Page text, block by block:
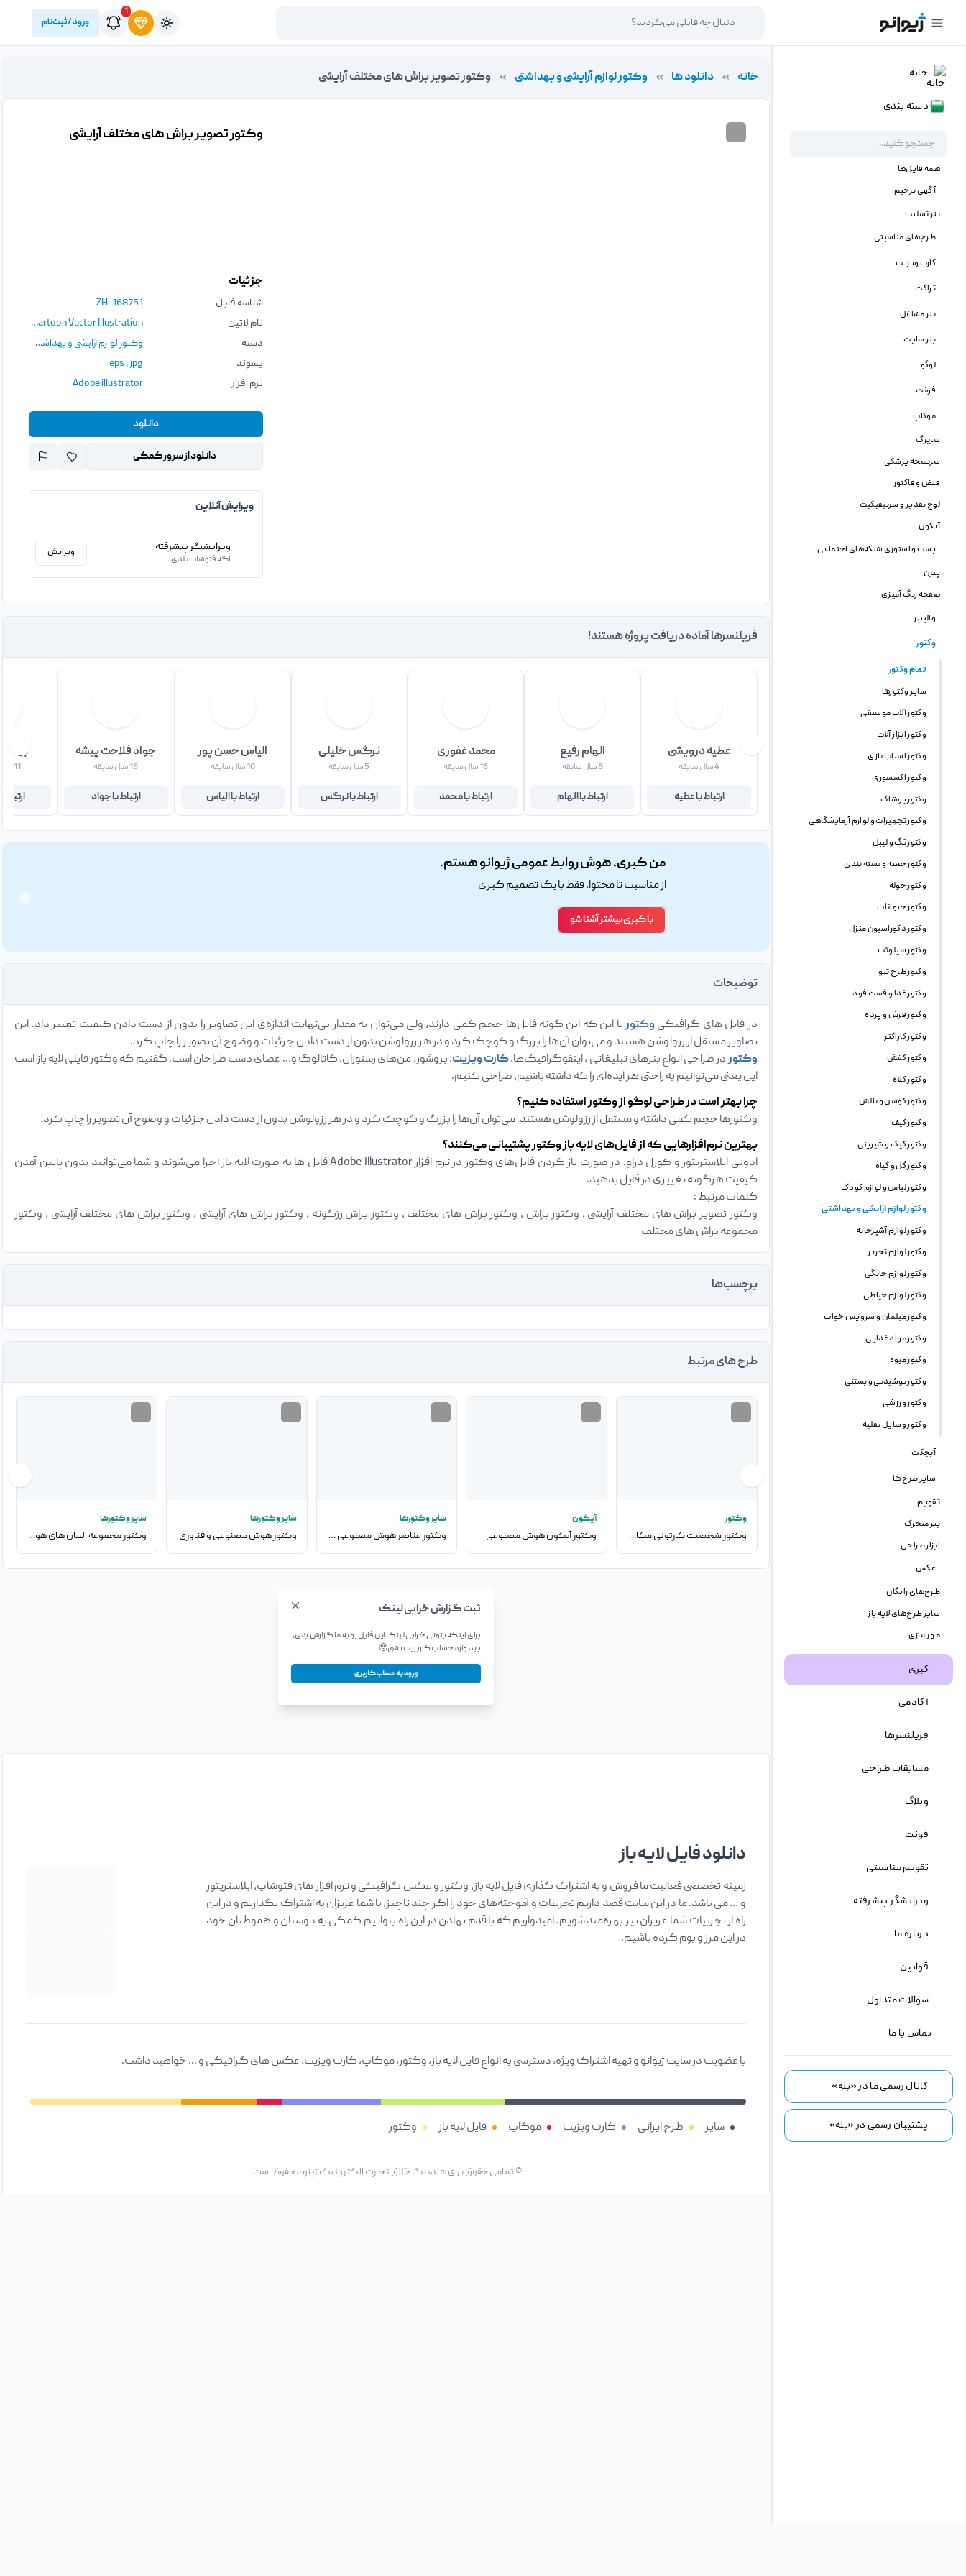
1
ورود / ثبت‌نام
خانه
دسته بندی
همه فایل‌ها
آگهی ترحیم
بنر تسلیت
طرح‌های مناسبتی
کارت ویزیت
تراکت
بنر مشاغل
بنر سایت
لوگو
فونت
موکاپ
سربرگ
سرنسخه پزشکی
قبض و فاکتور
لوح تقدیر و سرتیفیکیت
آیکون
پست و استوری شبکه‌های اجتماعی
پترن
صفحه رنگ آمیزی
والپیپر
وکتور
تمام وکتور
سایر وکتورها
وکتور آلات موسیقی
وکتور ابزار آلات
وکتور اسباب بازی
وکتور اکسسوری
وکتور پوشاک
وکتور تجهیزات و لوازم آزمایشگاهی
وکتور تگ و لیبل
وکتور جعبه و بسته بندی
وکتور حوله
وکتور حیوانات
وکتور دکوراسیون منزل
وکتور سیلوئت
وکتور طرح تتو
وکتور غذا و فست فود
وکتور فرش و پرده
وکتور کاراکتر
وکتور کفش
وکتور کلاه
وکتور کوسن و بالش
وکتور کیف
وکتور کیک و شیرینی
وکتور گل و گیاه
وکتور لباس و لوازم کودک
وکتور لوازم آرایشی و بهداشتی
وکتور لوازم آشپزخانه
وکتور لوازم تحریر
وکتور لوازم خانگی
وکتور لوازم خیاطی
وکتور مبلمان و سرویس خواب
وکتور مواد غذایی
وکتور میوه
وکتور نوشیدنی و بستنی
وکتور ورزشی
وکتور وسایل نقلیه
آبجکت
سایر طرح ها
تقویم
بنر متحرک
ابزار طراحی
عکس
طرح‌های رایگان
سایر طرح‌های لایه باز
مهرسازی
کبری
آکادمی
فریلنسرها
مسابقات طراحی
وبلاگ
فونت
تقویم مناسبتی
ویرایشگر پیشرفته
درباره ما
قوانین
سوالات متداول
تماس با ما
کانال رسمی ما در «بله»
پشتیبان رسمی در «بله»
خانه » دانلود ها » وکتور لوازم آرایشی و بهداشتی » وکتور تصویر براش های مختلف آرایشی
وکتور تصویر براش های مختلف آرایشی
جزئیات
شناسه فایل
ZH-168751
نام لاتین
Cosmetic Brush Set Cartoon Vector Illustration
دسته
وکتور لوازم آرایشی و بهداشتی
پسوند
eps ،jpg
نرم افزار
Adobe illustrator
دانلود
دانلود از سرور کمکی
ویرایش آنلاین
ویرایشگر پیشرفته
اگه فتوشاپ بلدی!
ویرایش
فریلنسرها آماده دریافت پروژه هستند!
عطیه درویشی
4 سال سابقه
ارتباط با عطیه
الهام رفیع
8 سال سابقه
ارتباط با الهام
محمد غفوری
16 سال سابقه
ارتباط با محمد
نرگس خلیلی
5 سال سابقه
ارتباط با نرگس
الیاس حسن پور
10 سال سابقه
ارتباط با الیاس
جواد فلاحت پیشه
16 سال سابقه
ارتباط با جواد
بهادر
11 سال سابقه
ارتباط
من کبری، هوش روابط عمومی ژیوانو هستم.
از مناسبت تا محتوا، فقط با یک تصمیم کبری
با کبری بیشتر آشنا شو
توضیحات
در فایل های گرافیکی وکتوربا این که این گونه فایل‌ها حجم کمی دارند، ولی می‌توان به مقدار بی‌نهایت اندازه‌ی این تصاویر را بدون از دست دادن کیفیت تغییر داد. این
تصاویر مستقل از رزولوشن هستند و می‌توان آن‌ها را بزرگ و کوچک کرد و در هر رزولوشن بدون از دست دادن جزئیات و وضوح آن تصویر را چاپ کرد.
وکتوردر طراحی انواع بنرهای تبلیغاتی ، اینفوگرافیک‌ها،کارت ویزیت‌، بروشور‌، من‌های رستوران‌، کاتالوگ و… عصای دست طراحان است. گفتیم که وکتور فایلی لایه باز است
این یعنی می‌توانیم به راحتی هر ایده‌ای را که داشته باشیم، طراحی کنیم.
چرا بهتر است در طراحی لوگو از وکتور استفاده کنیم؟
وکتورها حجم کمی داشته و مستقل از رزولوشن هستند. می‌توان آن‌ها را بزرگ و کوچک کرد و در هر رزولوشن بدون از دست دادن جزئیات و وضوح آن تصویر را چاپ کرد.
بهترین نرم‌افزارهایی که از فایل‌های لایه باز وکتور پشتیبانی می‌کنند؟
ادوبی ایلاستریتور و کورل دراو. در صورت باز کردن فایل‌های وکتور در نرم افزار Adobe Illustrator فایل ها به صورت لایه باز اجرا می‌شوند و شما می‌توانید بدون پایین آمدن
کیفیت هرگونه تغییری در فایل بدهید.
کلمات مرتبط :
وکتور تصویر براش های مختلف آرایشی ، وکتور بزاش ، وکتور براش های مختلف ، وکتور براش رژگونه ، وکتور براش های آرایشی ، وکتور براش های مختلف آرایشی ، وکتور
مجموعه براش های مختلف
برچسب‌ها
طرح های مرتبط
وکتور
وکتور شخصیت کارتونی مکانیک خودرو
آیکون
وکتور آیکون هوش مصنوعی
سایر وکتورها
وکتور عناصر هوش مصنوعی و فناوری
سایر وکتورها
وکتور هوش مصنوعی و فناوری
سایر وکتورها
وکتور مجموعه المان های هوش مصنوعی
ثبت گزارش خرابی لینک
برای اینکه بتونی خرابی لینک این فایل رو به ما گزارش بدی،
باید وارد حساب کاربریت بشی🥹
ورود به حساب کاربری
دانلود فایل لایه باز
زمینه تخصصی فعالیت ما فروش و به اشتراک گذاری فایل لایه باز، وکتور و عکس گرافیکی و نرم افزار های فتوشاپ، ایلاستریتور
و … می باشد. ما در این سایت قصد داریم تجربیات و آموخته‌های خود را اگر چند ناچیز، با شما عزیزان به اشتراک بگذاریم و در این
راه از تجربیات شما عزیزان نیز بهره‌مند شویم. امیدواریم که با قدم نهادن در این راه بتوانیم کمکی به دوستان و هموطنان خود
در این مرز و بوم کرده باشیم.
با عضویت در سایت ژیوانو و تهیه اشتراک ویژه، دسترسی به انواع فایل لایه باز، وکتور، موکاپ، کارت ویزیت، عکس های گرافیکی و ... خواهید داشت.
سایر طرح ایرانی کارت ویزیت موکاپ فایل لایه باز وکتور
© تمامی حقوق برای هلدینگ خلاق تجارت الکترونیک ژینو محفوظ است.